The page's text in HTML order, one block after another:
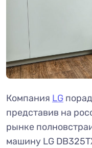
Компания LG
представив на
рынке
машину LG